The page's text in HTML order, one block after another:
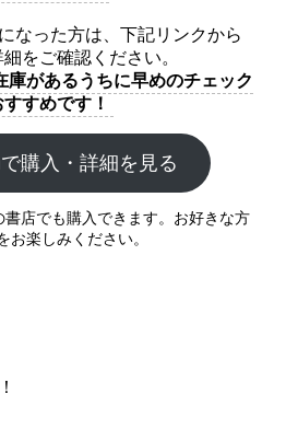
なった方は、下記リンクから
をご確認ください。
庫があるうちに早めのチェック
すめです！
購入・詳細を見る
店でも購入できます。お好きな方
お楽しみください。